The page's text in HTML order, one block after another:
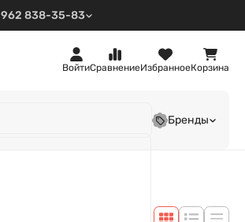
962 838-35-83
ВойтиСравнениеИзбранноеКорзина
Бренды